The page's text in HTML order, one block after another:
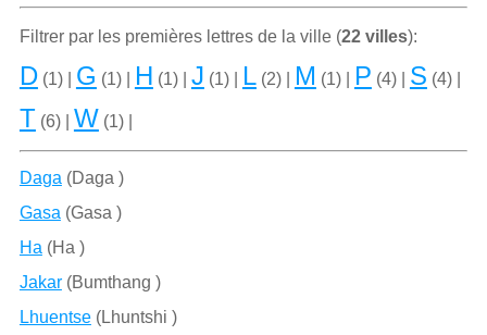
Filtrer par les premiѐres lettres de la ville (22 villes):
D(1) | G (1) | H (1) | J (1) | L(2) | M (1) | P (4) | S (4) |
T (6) | W (1) |
Daga (Daga )
Gasa (Gasa )
Ha (Ha )
Jakar(Bumthang )
Lhuentse(Lhuntshi )